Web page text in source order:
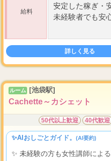
給料
安定した稼ぎ ・
未経験者でも安
『お給料例』
分→ 10000
120分→12000
150分→...
詳しく見る
ルーム [池袋駅]
Cachette～カシェット
50代以上歓迎 40代歓迎
✨AIおしごとガイド。 (AI要約)
✨ 未経験の方も女性講師によ